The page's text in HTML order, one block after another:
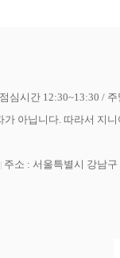
심시간 12:30~13:30 /
아닙니다. 따라서 지
주소 : 서울특별시 강남